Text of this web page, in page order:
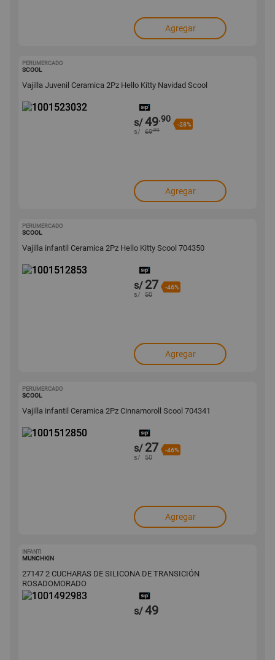
Agregar
PERUMERCADO
SCOOL
Vajilla Juvenil Ceramica 2Pz Hello Kitty Navidad Scool
s/49.90
-28%
s/ 69.90
Agregar
PERUMERCADO
SCOOL
Vajilla infantil Ceramica 2Pz Hello Kitty Scool 704350
s/ 27 -46%
s/ 50
Agregar
PERUMERCADO
SCOOL
Vajilla infantil Ceramica 2Pz Cinnamoroll Scool 704341
s/ 27 -46%
s/ 50
Agregar
INFANTI
MUNCHKIN
27147 2 CUCHARAS DE SILICONA DE TRANSICIÓN
ROSADOMORADO
s/49